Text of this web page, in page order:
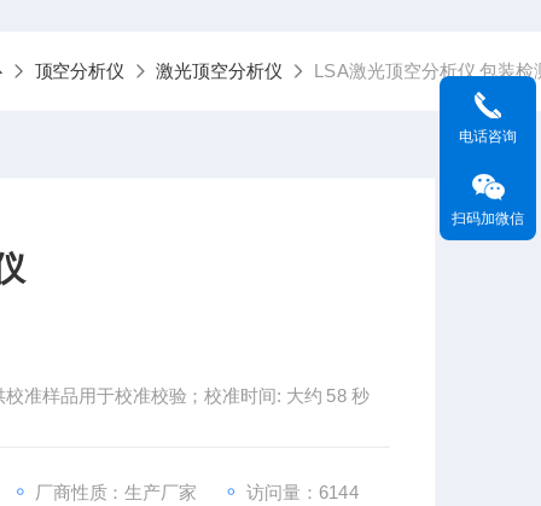
顶空分析仪 激光顶空分析仪 LSA激光顶空分析仪 包装检
LSA激光顶空分析仪：校准：自动多点校准；提供校准样品用于校准校验；校准时间: 大约 58 秒
厂商性质：生产厂家 访问量：6144
电话咨询
扫码加微信